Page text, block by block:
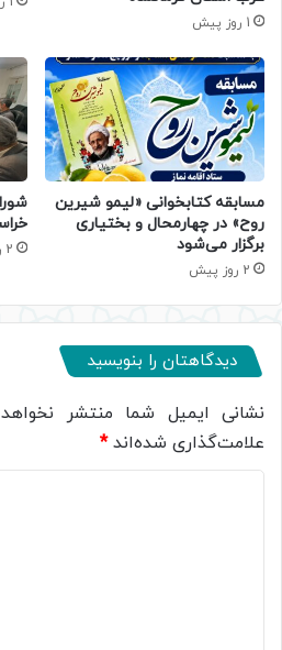
1 روز پیش
مسابقه کتابخوانی «لیمو شیرین
روح» در چهارمحال و بختیاری
برگزار می‌شود
2 روز پیش
2 روز پیش
دیدگاهتان را بنویسید
نشانی ایمیل شما منتشر
علامت‌گذاری شده‌اند*